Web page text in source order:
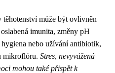
může být ovlivněn
imunita, změny pH
nebo užívání antibiotik,
mikroflóru. Stres, nevyvážená
mohou také přispět k